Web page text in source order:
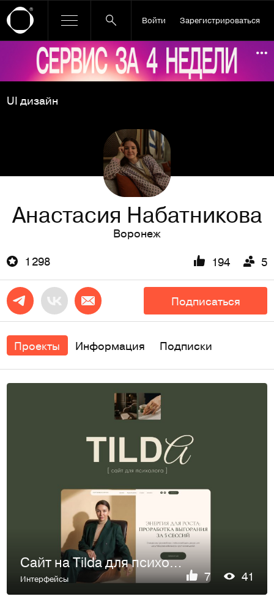
Войти Зарегистрироваться
Ссылка баннера
UI дизайн
Анастасия Набатникова
Воронеж
1 298
194 5
Подписаться
Проекты Информация Подписки
Сайт на Tilda для психолога
Интерфейсы 7 41